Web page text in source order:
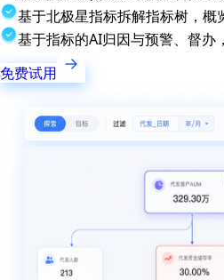
基于北极星指标拆解指标树，概
基于指标的AI归因与预警、督办
免费试用